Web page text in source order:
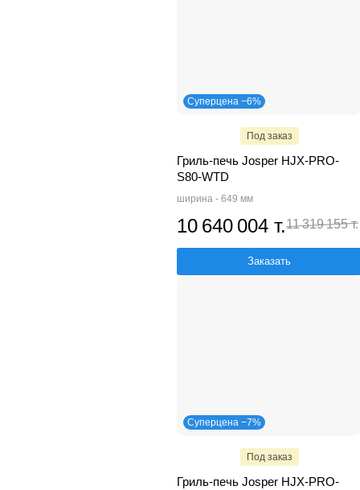
Суперцена −6%
Под заказ
Гриль-печь Josper HJX-PRO-
S80-WTD
ширина - 649 мм
10 640 004 т.11 319 155 т.
Заказать
Суперцена −7%
Под заказ
Гриль-печь Josper HJX-PRO-